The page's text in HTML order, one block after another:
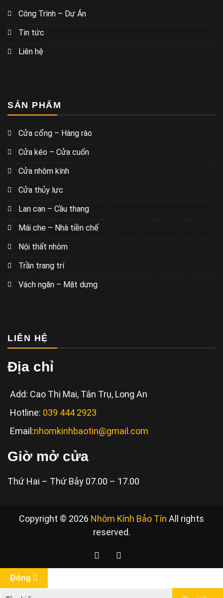
Công Trình – Dự Án
Tin tức
Liên hệ
SẢN PHẨM
Cửa cổng – Hàng rào
Cửa kéo – Cửa cuốn
Cửa nhôm kính
Cửa thủy lực
Lan can – Cầu thang
Mái che – Nhà tiền chế
Nội thất nhôm
Trần trang trí
Vách ngăn – Mặt dựng
LIÊN HỆ
Địa chỉ
Add: Cao Thị Mai, Tân Trụ, Long An
Hotline: 039 444 2923
Email:nhomkinhbaotin@gmail.com
Giờ mở cửa
Thứ Hai – Thứ Bảy 07.00 – 17.00
Copyright © 2026 Nhôm Kính Bảo Tín All rights
reserved.
Đóng